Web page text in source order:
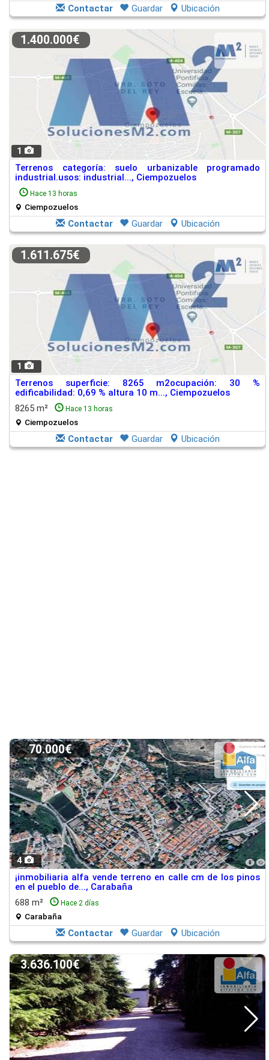
Contactar Guardar Ubicación
1
1.400.000€
Terrenos categoría: suelo urbanizable programado
industrial.usos: industrial..., Ciempozuelos
Hace 13 horas
Ciempozuelos
Contactar Guardar Ubicación
1
1.611.675€
Terrenos superficie: 8265 m2ocupación: 30 %
edificabilidad: 0,69 % altura 10 m..., Ciempozuelos
8265 m²
Hace 13 horas
Ciempozuelos
Contactar Guardar Ubicación
4
70.000€
¡inmobiliaria alfa vende terreno en calle cm de los pinos
en el pueblo de..., Carabaña
688 m²
Hace 2 días
Carabaña
Contactar Guardar Ubicación
3.636.100€